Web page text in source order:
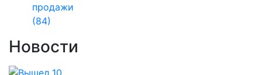
продажи
(84)
Новости